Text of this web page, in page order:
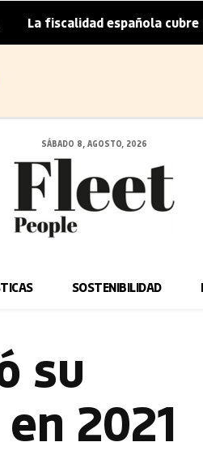
española cubre menos de
SÁBADO 8, AGOSTO, 2026
SOSTENIBILIDAD
su
2021